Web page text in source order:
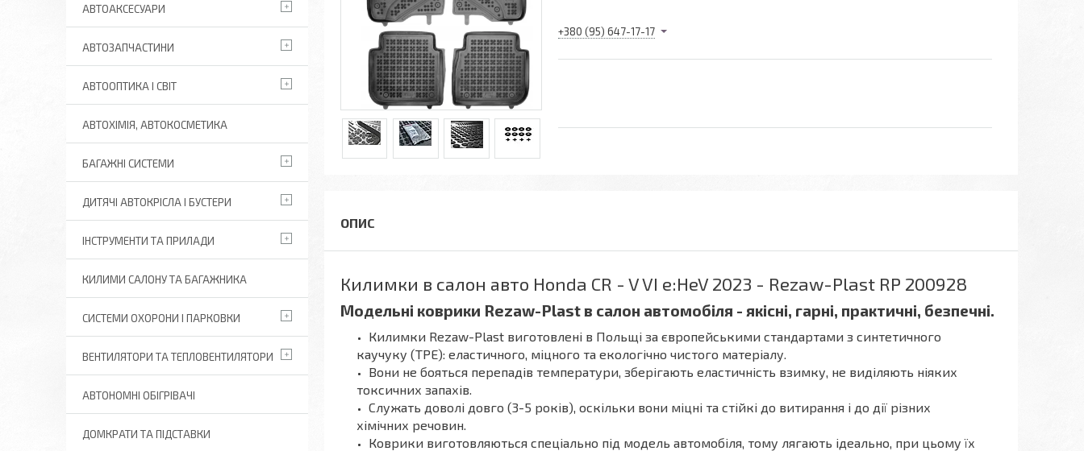
+380 (95) 647-17-17
Килимки в салон авто Honda CR - V VI e:HeV 2023 - Rezaw-Plast RP 200928
Модельні коврики Rezaw-Plast в салон автомобіля - якісні, гарні, практичні, безпечні.
Килимки Rezaw-Plast виготовлені в Польщі за європейськими стандартами з синтетичного
каучуку (ТРЕ): еластичного, міцного та екологічно чистого матеріалу.
Вони не бояться перепадів температури, зберігають еластичність взимку, не виділяють ніяких
токсичних запахів.
Служать доволі довго (3-5 років), оскільки вони міцні та стійкі до витирання і до дії різних
хімічних речовин.
Коврики виготовляються спеціально під модель автомобіля, тому лягають ідеально, при цьому їх
АВТОАКСЕСУАРИ
АВТОЗАПЧАСТИНИ
АВТООПТИКА І СВІТ
АВТОХІМІЯ, АВТОКОСМЕТИКА
БАГАЖНІ СИСТЕМИ
ДИТЯЧІ АВТОКРІСЛА І БУСТЕРИ
ІНСТРУМЕНТИ ТА ПРИЛАДИ
КИЛИМИ САЛОНУ ТА БАГАЖНИКА
СИСТЕМИ ОХОРОНИ І ПАРКОВКИ
ВЕНТИЛЯТОРИ ТА ТЕПЛОВЕНТИЛЯТОРИ
АВТОНОМНІ ОБІГРІВАЧІ
ДОМКРАТИ ТА ПІДСТАВКИ